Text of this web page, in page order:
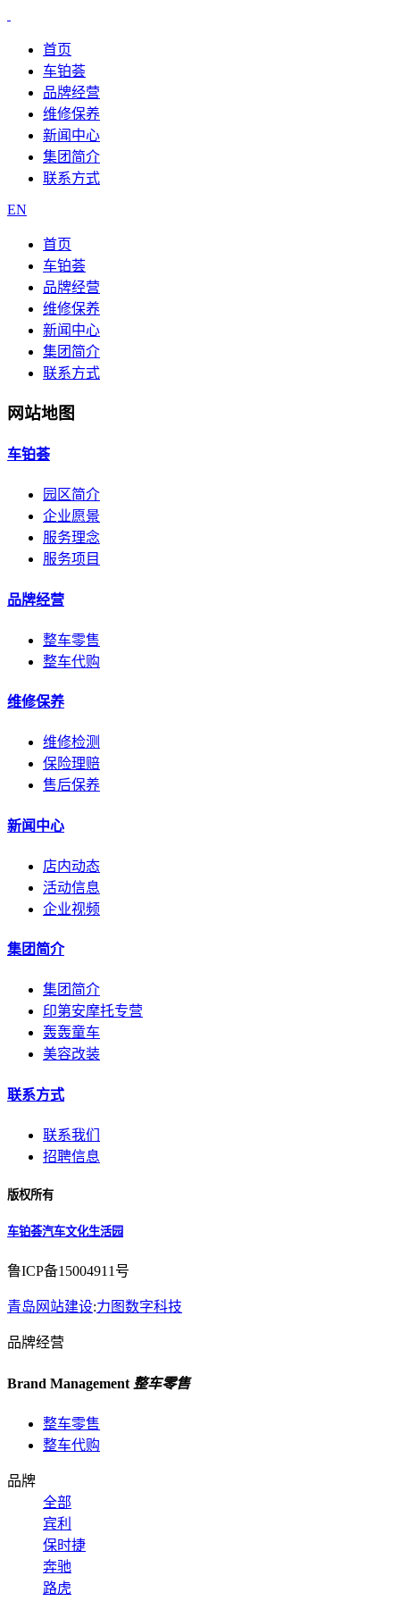
首页
车铂荟
品牌经营
维修保养
新闻中心
集团简介
联系方式
EN
首页
车铂荟
品牌经营
维修保养
新闻中心
集团简介
联系方式
网站地图
车铂荟
园区简介
企业愿景
服务理念
服务项目
品牌经营
整车零售
整车代购
维修保养
维修检测
保险理赔
售后保养
新闻中心
店内动态
活动信息
企业视频
集团简介
集团简介
印第安摩托专营
轰轰童车
美容改装
联系方式
联系我们
招聘信息
版权所有
车铂荟汽车文化生活园
鲁ICP备15004911号
青岛网站建设:力图数字科技
品牌经营
Brand Management 整车零售
整车零售
整车代购
品牌
全部
宾利
保时捷
奔驰
路虎